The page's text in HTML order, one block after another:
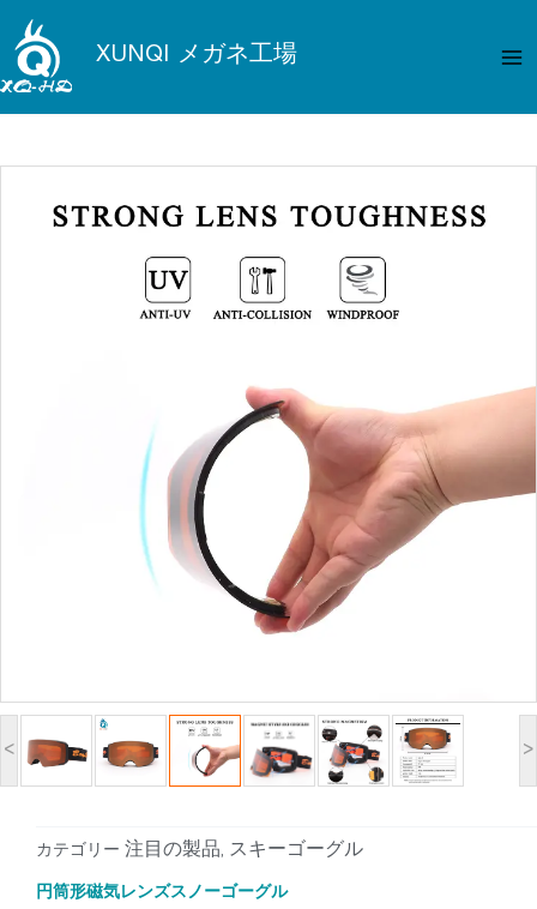
容
を
ス
ッ
XUNQI メガネ工場
イ
ン
メ
< >
カテゴリー 注目の製品, スキーゴーグル
円筒形磁気レンズスノーゴーグル